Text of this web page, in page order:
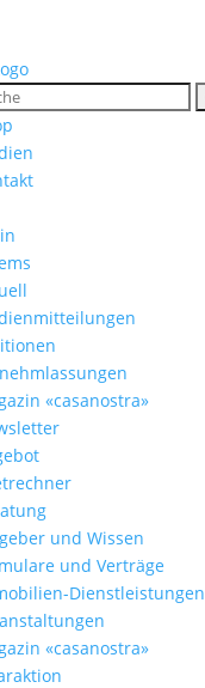
«casanostra»
und Wissen
und Verträge
Dienstleistungen
«casanostra»